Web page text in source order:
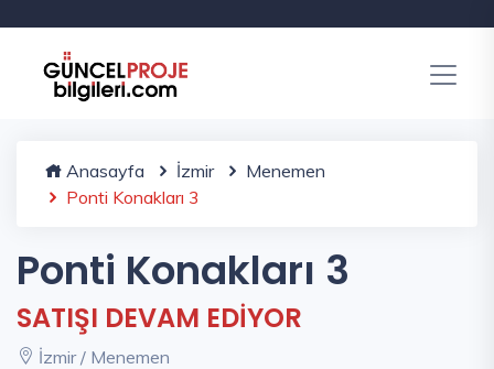
Anasayfa İzmir
Menemen
Ponti Konakları 3
Ponti Konakları 3
SATIŞI DEVAM EDİYOR
İzmir / Menemen